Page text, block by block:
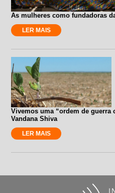
As mulheres como fundadoras
LER MAIS
Vivemos uma “ordem de guerra
Vandana Shiva
LER MAIS